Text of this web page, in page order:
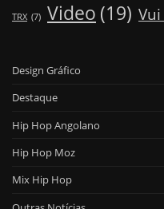
TRX (7) Video (19)
Design Gráfico
Destaque
Hip Hop Angolano
Hip Hop Moz
Mix Hip Hop